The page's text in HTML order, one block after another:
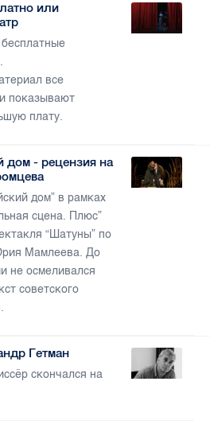
или
все
показывают
плату.
дом - рецензия на
дом” в рамках
сцена. Плюс”
“Шатуны” по
Мамлеева. До
не осмеливался
советского
Гетман
скончался на